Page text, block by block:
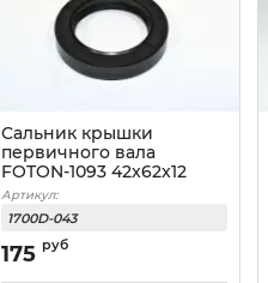
Сальник крышки
первичного вала
FOTON-1093 42x62x12
Артикул:
1700D-043
175 руб